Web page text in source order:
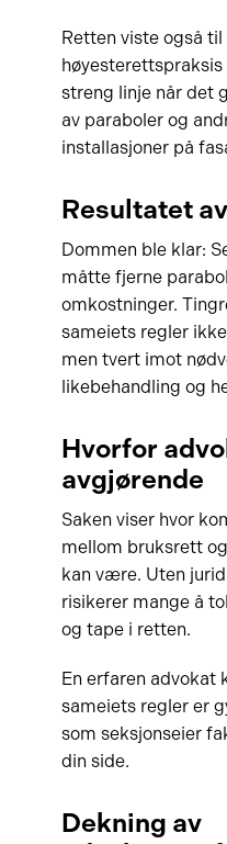
Retten viste også
streng linje når det
av paraboler og
installasjoner på
Resultatet
Dommen ble klar:
måtte fjerne
omkostninger.
sameiets regler
men tvert imot
likebehandling og
Hvorfor
avgjørende
Saken viser hvor
mellom bruksrett
kan være. Uten
risikerer mange å
og tape i retten.
En erfaren advokat
sameiets regler er
som seksjonseier
din side.
Dekning av